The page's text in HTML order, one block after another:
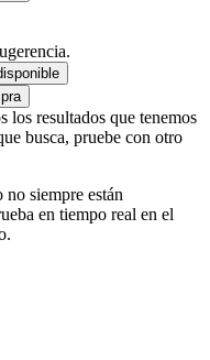
los resultados que tenemos
busca, pruebe con otro
siempre están
en tiempo real en el